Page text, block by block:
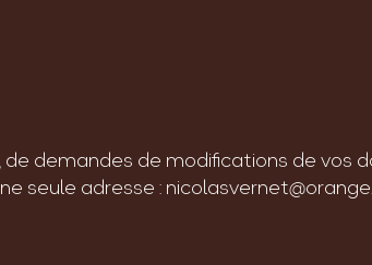
demandes de modifications de vos
seule adresse :